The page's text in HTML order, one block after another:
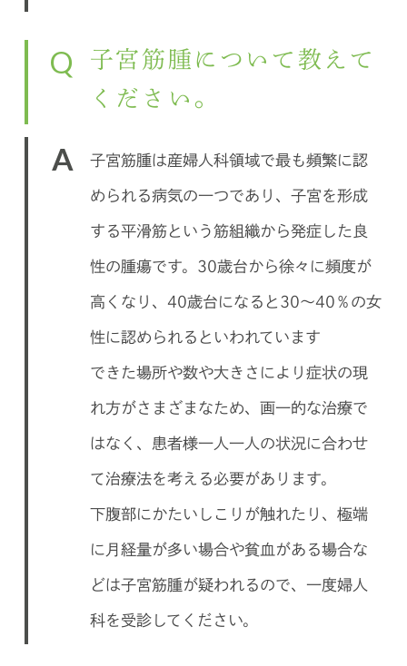
Q
子宮筋腫について教えて
ください。
A 子宮筋腫は産婦人科領域で最も頻繁に認
められる病気の一つであり、子宮を形成
する平滑筋という筋組織から発症した良
性の腫瘍です。30歳台から徐々に頻度が
高くなり、40歳台になると30～40％の女
性に認められるといわれています
できた場所や数や大きさにより症状の現
れ方がさまざまなため、画一的な治療で
はなく、患者様一人一人の状況に合わせ
て治療法を考える必要があります。
下腹部にかたいしこりが触れたり、極端
に月経量が多い場合や貧血がある場合な
どは子宮筋腫が疑われるので、一度婦人
科を受診してください。